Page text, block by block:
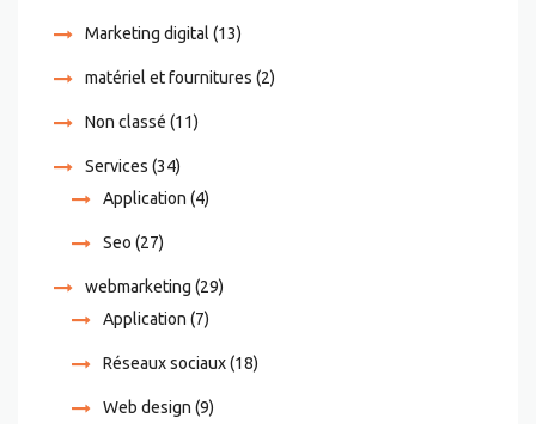
Marketing digital (13)
matériel et fournitures (2)
Non classé (11)
Services (34)
Application (4)
Seo (27)
webmarketing (29)
Application (7)
Réseaux sociaux(18)
Web design (9)